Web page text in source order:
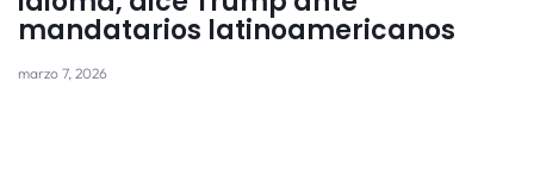
mandatarios latinoamericanos
marzo 7, 2026